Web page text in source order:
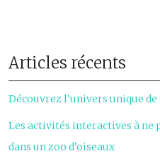
Articles récents
Découvrez l’univers unique
Les activités interactives à ne
dans un zoo d’oiseaux